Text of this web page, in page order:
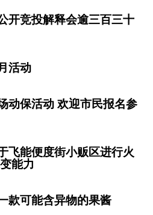
开竞投解释会逾三百三十
活动
动保活动 欢迎市民报名参
飞能便度街小贩区进行火
能力
款可能含异物的果酱